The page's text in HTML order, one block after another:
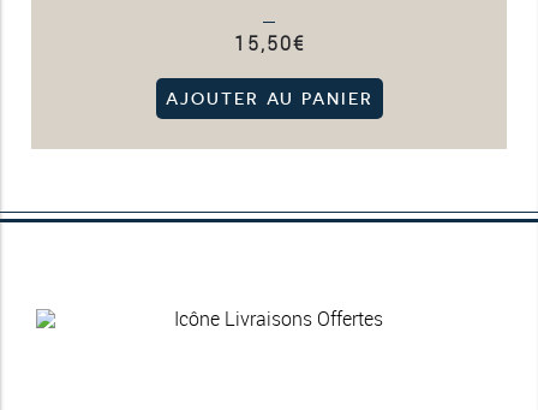
15,50€
AJOUTER AU PANIER